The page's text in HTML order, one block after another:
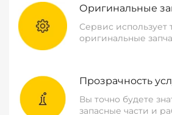
Оригинальные
Сервис использует
оригинальные
Прозрачность
Вы точно будете
запасные части и